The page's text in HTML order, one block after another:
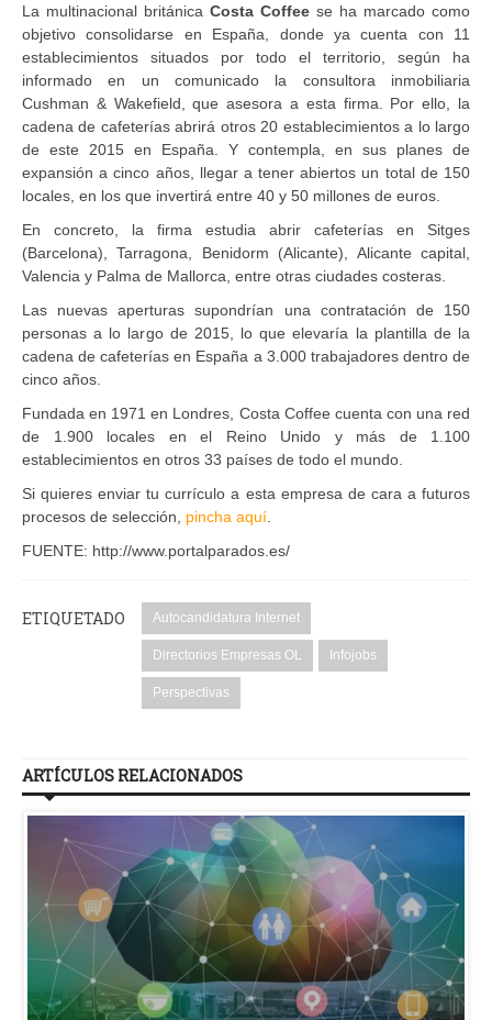
La multinacional británica Costa Coffee se ha marcado como
objetivo consolidarse en España, donde ya cuenta con 11
establecimientos situados por todo el territorio, según ha
informado en un comunicado la consultora inmobiliaria
Cushman & Wakefield, que asesora a esta firma. Por ello, la
cadena de cafeterías abrirá otros 20 establecimientos a lo largo
de este 2015 en España. Y contempla, en sus planes de
expansión a cinco años, llegar a tener abiertos un total de 150
locales, en los que invertirá entre 40 y 50 millones de euros.
En concreto, la firma estudia abrir cafeterías en Sitges
(Barcelona), Tarragona, Benidorm (Alicante), Alicante capital,
Valencia y Palma de Mallorca, entre otras ciudades costeras.
Las nuevas aperturas supondrían una contratación de 150
personas a lo largo de 2015, lo que elevaría la plantilla de la
cadena de cafeterías en España a 3.000 trabajadores dentro de
cinco años.
Fundada en 1971 en Londres, Costa Coffee cuenta con una red
de 1.900 locales en el Reino Unido y más de 1.100
establecimientos en otros 33 países de todo el mundo.
Si quieres enviar tu currículo a esta empresa de cara a futuros
procesos de selección, pincha aquí
FUENTE: http://www.portalparados.es/
ETIQUETADO Autocandidatura Internet
Directorios Empresas OL Infojobs
Perspectivas
ARTÍCULOS RELACIONADOS